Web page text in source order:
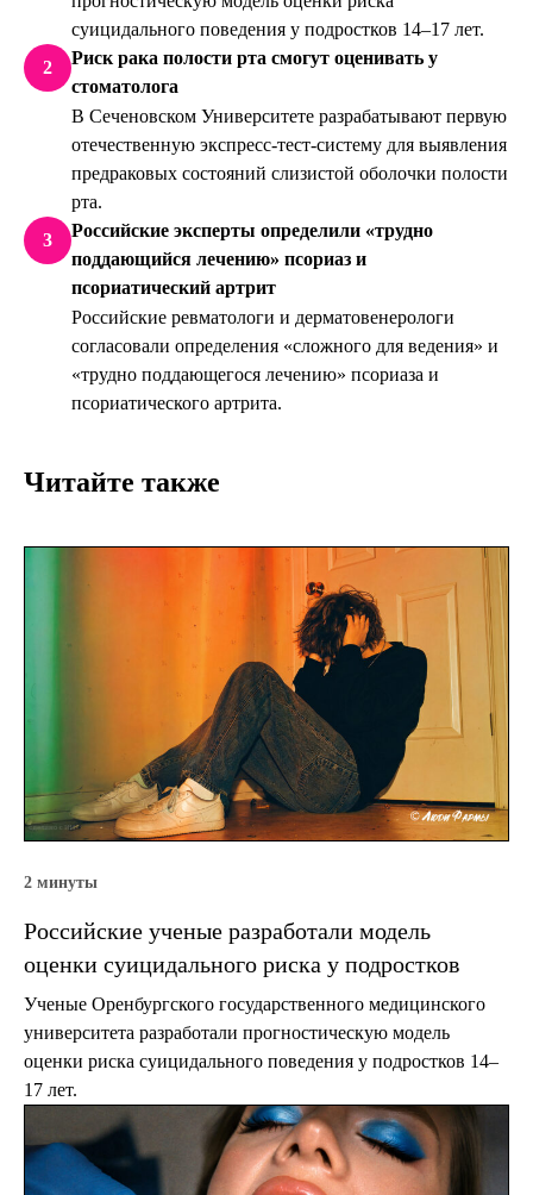
суицидального поведения у подростков 14–17 лет.
2
Риск рака полости рта смогут оценивать у
стоматолога
В Сеченовском Университете разрабатывают первую
отечественную экспресс-тест-систему для выявления
предраковых состояний слизистой оболочки полости
рта.
3
Российские эксперты определили «трудно
поддающийся лечению» псориаз и
псориатический артрит
Российские ревматологи и дерматовенерологи
согласовали определения «сложного для ведения» и
«трудно поддающегося лечению» псориаза и
псориатического артрита.
Читайте также
2 минуты
Российские ученые разработали модель
оценки суицидального риска у подростков
Ученые Оренбургского государственного медицинского
университета разработали прогностическую модель
оценки риска суицидального поведения у подростков 14–
17 лет.